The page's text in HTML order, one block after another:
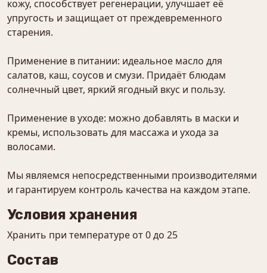
кожу, способствует регенерации, улучшает её
упругость и защищает от преждевременного
старения.
Применение в питании: идеальное масло для
салатов, каш, соусов и смузи. Придаёт блюдам
солнечный цвет, яркий ягодный вкус и пользу.
Применение в уходе: можно добавлять в маски и
кремы, использовать для массажа и ухода за
волосами.
Мы являемся непосредственными производителями
и гарантируем контроль качества на каждом этапе.
Условия хранения
Хранить при температуре от 0 до 25
Состав